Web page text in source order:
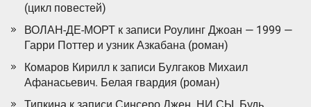
(цикл повестей)
ВОЛАН-ДЕ-МОРТ к записи Роулинг Джоан — 1999 —
Гарри Поттер и узник Азкабана (роман)
Комаров Кирилл к записи Булгаков Михаил
Афанасьевич. Белая гвардия (роман)